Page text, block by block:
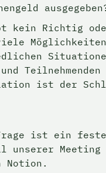
kein Richtig
Teilnehmenden
ist der
ist ein
unserer Meeting
Notion.